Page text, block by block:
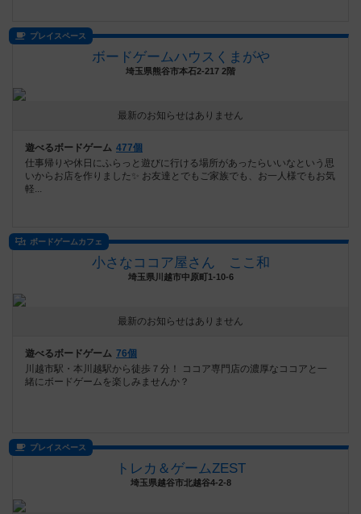
プレイスペース
ボードゲームハウスくまがや
埼玉県熊谷市本石2-217 2階
最新のお知らせはありません
遊べるボードゲーム 477個
仕事帰りや休日にふらっと遊びに行ける場所があったらいいなという思
いからお店を作りました✨ お友達とでもご家族でも、お一人様でもお気
軽...
ボードゲームカフェ
小さなココア屋さん ここ和
埼玉県川越市中原町1-10-6
最新のお知らせはありません
遊べるボードゲーム 76個
川越市駅・本川越駅から徒歩７分！ ココア専門店の濃厚なココアと一
緒にボードゲームを楽しみませんか？
プレイスペース
トレカ＆ゲームZEST
埼玉県越谷市北越谷4-2-8